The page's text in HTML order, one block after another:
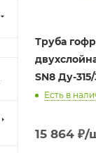
Труба
SN8 Ду-
Есть в
15 864 ₽/